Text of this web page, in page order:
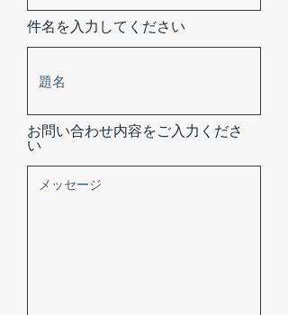
件名を入力してください
お問い合わせ内容をご入力くださ
い